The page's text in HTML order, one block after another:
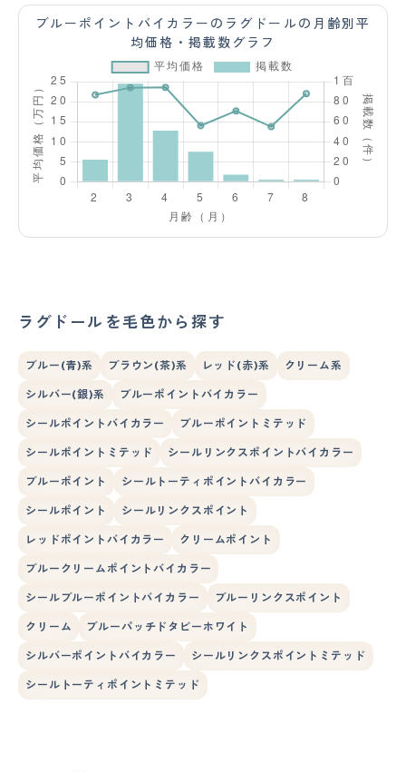
ブルーポイントバイカラーのラグドールの月齢別平
均価格・掲載数グラフ
ラグドールを毛色から探す
ブルー(青)系 ブラウン(茶)系 レッド(赤)系 クリーム系
シルバー(銀)系 ブルーポイントバイカラー
シールポイントバイカラー ブルーポイントミテッド
シールポイントミテッド シールリンクスポイントバイカラー
ブルーポイント シールトーティポイントバイカラー
シールポイント シールリンクスポイント
レッドポイントバイカラー クリームポイント
ブルークリームポイントバイカラー
シールブルーポイントバイカラー ブルーリンクスポイント
クリーム ブルーパッチドタビーホワイト
シルバーポイントバイカラー シールリンクスポイントミテッド
シールトーティポイントミテッド